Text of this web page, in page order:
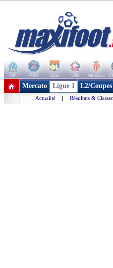
OM PSG Lyon Lille Monaco
+ de clubs
Mercato Ligue 1 L2/Coupes
Actualité | Résultats &